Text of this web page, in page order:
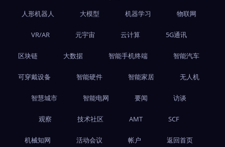
人形机器人
大模型 机器学习 物联网
VR/AR 元宇宙 云计算 5G通讯
区块链 大数据 智能手机终端 智能汽车
可穿戴设备 智能硬件 智能家居 无人机
智慧城市 智能电网 要闻 访谈
观察 技术社区 AMT SCF
机械知网 活动会议 帐户 返回首页